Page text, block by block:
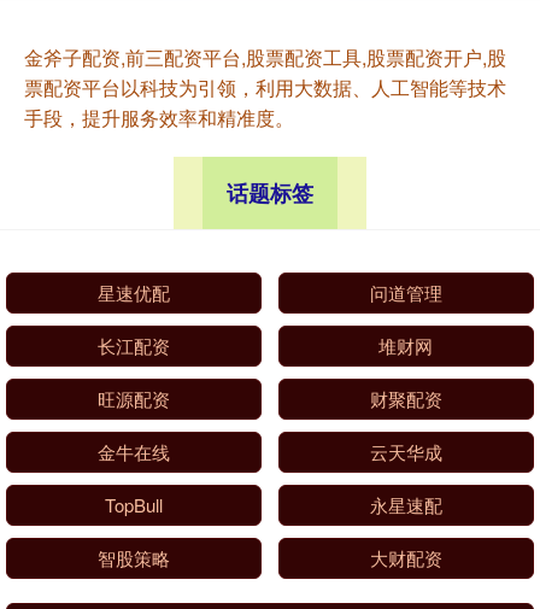
金斧子配资,前三配资平台,股票配资工具,股票配资开户,股
票配资平台以科技为引领，利用大数据、人工智能等技术
手段，提升服务效率和精准度。
话题标签
星速优配 问道管理
长江配资 堆财网
旺源配资 财聚配资
金牛在线 云天华成
TopBull 永星速配
智股策略 大财配资